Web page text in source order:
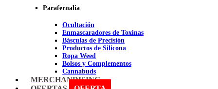
Pipas BHO
Dabbers
Imagen
Parafernalia
Ocultación
Enmascaradores de Toxinas
Básculas de Precisión
Productos de Silicona
Ropa Weed
Bolsos y Complementos
Cannabuds
Inciensos
Libros y DVD's
MERCHANDISING